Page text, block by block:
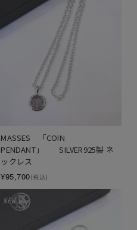
MASSES　「COIN
PENDANT」　　SILVER925製 ネ
ックレス
¥95,700(税込)